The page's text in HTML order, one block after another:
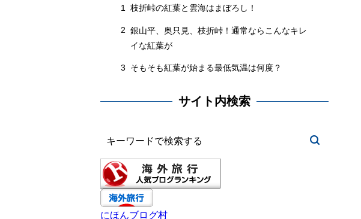
1 枝折峠の紅葉と雲海はまぼろし！
2 銀山平、奥只見、枝折峠！通常ならこんなキレ
イな紅葉が
3 そもそも紅葉が始まる最低気温は何度？
サイト内検索
にほんブログ村